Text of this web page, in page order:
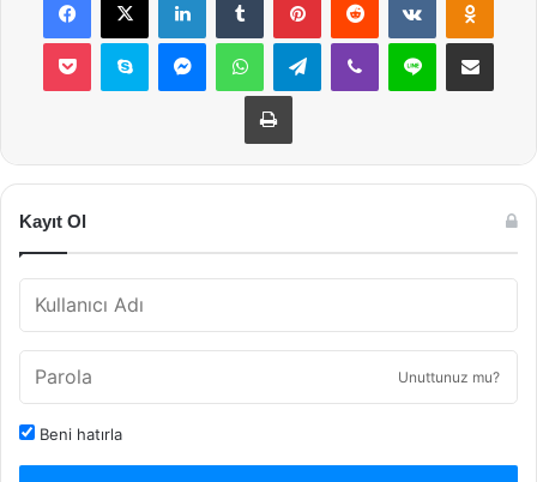
Pocket Skype MessengerWhatsAppTelegramViber Line E-Posta ile
Yazdır
Kayıt Ol
Unuttunuz mu?
Beni hatırla